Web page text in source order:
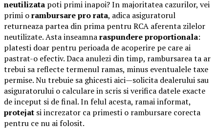
neutilizata poti primi inapoi? In majoritatea cazurilor, vei
primi orambursare pro rata, adica asiguratorul
returneaza partea din prima pentru RCA aferenta zilelor
neutilizate. Asta inseamnaraspundere proportionala:
platesti doar pentru perioada de acoperire pe care ai
pastrat-o efectiv. Daca anulezi din timp, rambursarea ta ar
trebui sa reflecte termenul ramas, minus eventualele taxe
permise. Nu trebuie sa ghicesti aici—solicita dealerului sau
asiguratorului o calculare in scris si verifica datele exacte
de inceput si de final. In felul acesta, ramai informat,
protejat si increzator ca primesti o rambursare corecta
pentru ce nu ai folosit.